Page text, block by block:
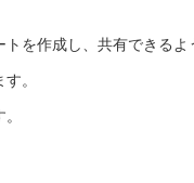
を作成し、共有できるよ
。